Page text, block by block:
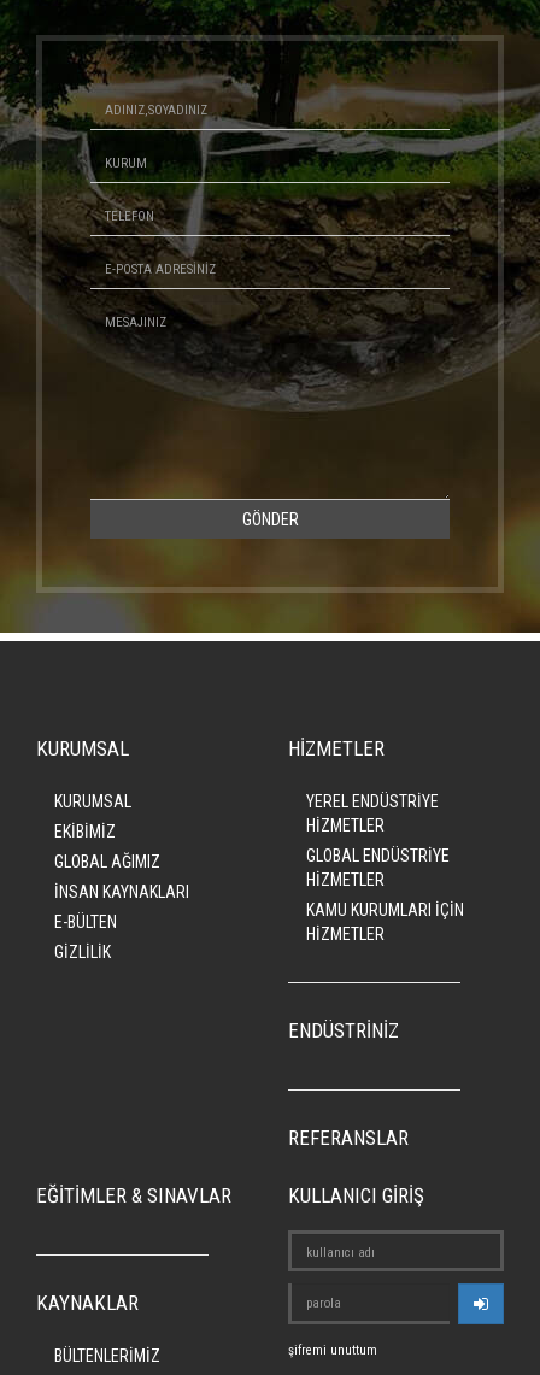
GÖNDER
KURUMSAL
KURUMSAL
EKİBİMİZ
GLOBAL AĞIMIZ
İNSAN KAYNAKLARI
E-BÜLTEN
GİZLİLİK
HİZMETLER
YEREL ENDÜSTRİYE
HİZMETLER
GLOBAL ENDÜSTRİYE
HİZMETLER
KAMU KURUMLARI İÇİN
HİZMETLER
ENDÜSTRİNİZ
REFERANSLAR
EĞİTİMLER & SINAVLAR
KAYNAKLAR
BÜLTENLERİMİZ
KULLANICI GİRİŞ
şifremi unuttum